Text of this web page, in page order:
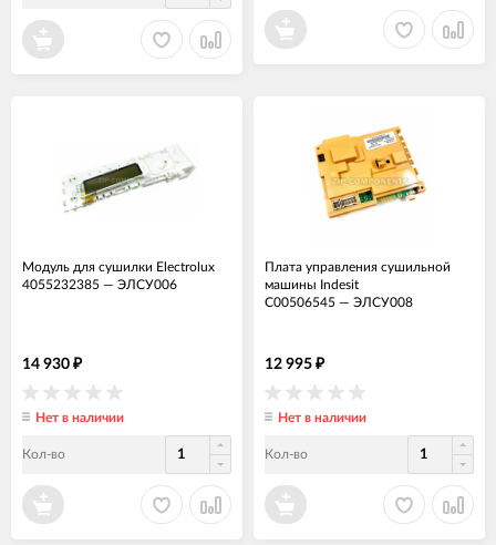
Модуль для сушилки Electrolux
4055232385 — ЭЛСУ006
14 930 ₽
Нет в наличии
Кол-во
Плата управления сушильной
машины Indesit
C00506545 — ЭЛСУ008
12 995 ₽
Нет в наличии
Кол-во